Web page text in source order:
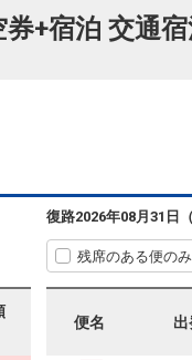
+宿泊 交通
復路2026年08月31日（
残席のある便のみ
便名 出
2234便
※J-AIR運
航
174便
乗継便あり
山
クラスJを
174便